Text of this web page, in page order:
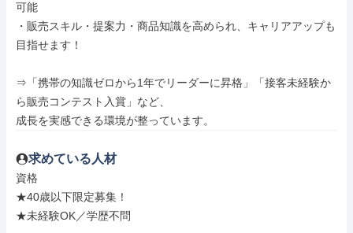
可能
・販売スキル・提案力・商品知識を高められ、キャリアアップも
目指せます！
⇒「携帯の知識ゼロから1年でリーダーに昇格」「接客未経験か
ら販売コンテスト入賞」など、
成長を実感できる環境が整っています。
求めている人材
資格
★40歳以下限定募集！
★未経験OK／学歴不問